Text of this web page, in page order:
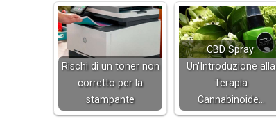
Rischi di un toner non
corretto per la
stampante
CBD Spray:
Un'Introduzione alla
Terapia
Cannabinoide…